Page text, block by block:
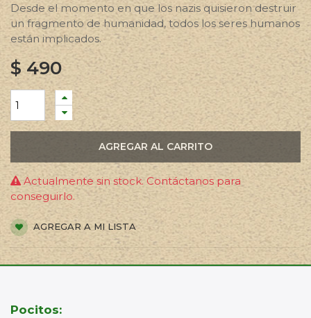
Desde el momento en que los nazis quisieron destruir
un fragmento de humanidad, todos los seres humanos
están implicados.
$ 490
AGREGAR AL CARRITO
Actualmente sin stock. Contáctanos para
conseguirlo.
AGREGAR A MI LISTA
Pocitos: